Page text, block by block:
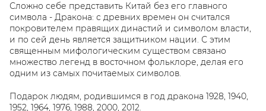
Сложно себе представить Китай без его главного
символа - Дракона: с древних времен он считался
покровителем правящих династий и символом власти,
и по сей день является защитником нации. С этим
священным мифологическим существом связано
множество легенд в восточном фольклоре, делая его
одним из самых почитаемых символов.
Подарок людям, родившимся в год дракона 1928, 1940,
1952, 1964, 1976, 1988, 2000, 2012.